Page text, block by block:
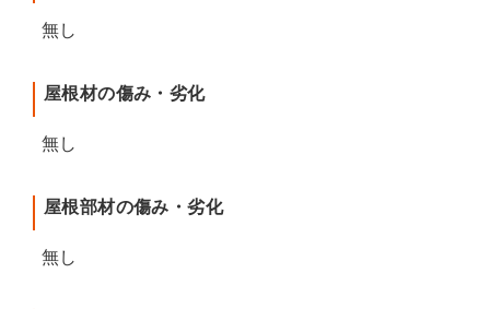
無し
屋根材の傷み・劣化
無し
屋根部材の傷み・劣化
無し